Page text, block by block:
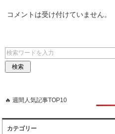
コメントは受け付けていません。
🔥 週間人気記事TOP10
カテゴリー